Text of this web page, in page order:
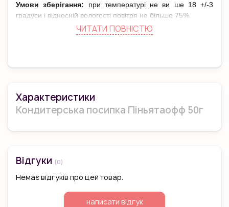
Умови зберігання: при температурі не ви ше 18 +/-3
градуси і відносній вологості повітря не більше 75%.
Термін придатності: 24 міс.
оригінально.
Країна виробника: Україна
ЧИТАТИ ПОВНIСТЮ
Характеристики
Кондитерська посипка Піньятаофф 50г
Відгуки (0)
Немає відгуків про цей товар.
написати відгук